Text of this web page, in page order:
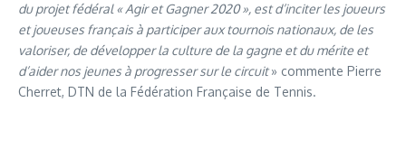
du projet fédéral « Agir et Gagner 2020 », est d’inciter les joueurs
et joueuses français à participer aux tournois nationaux, de les
valoriser, de développer la culture de la gagne et du mérite et
d’aider nos jeunes à progresser sur le circuit» commente Pierre
Cherret, DTN de la Fédération Française de Tennis.